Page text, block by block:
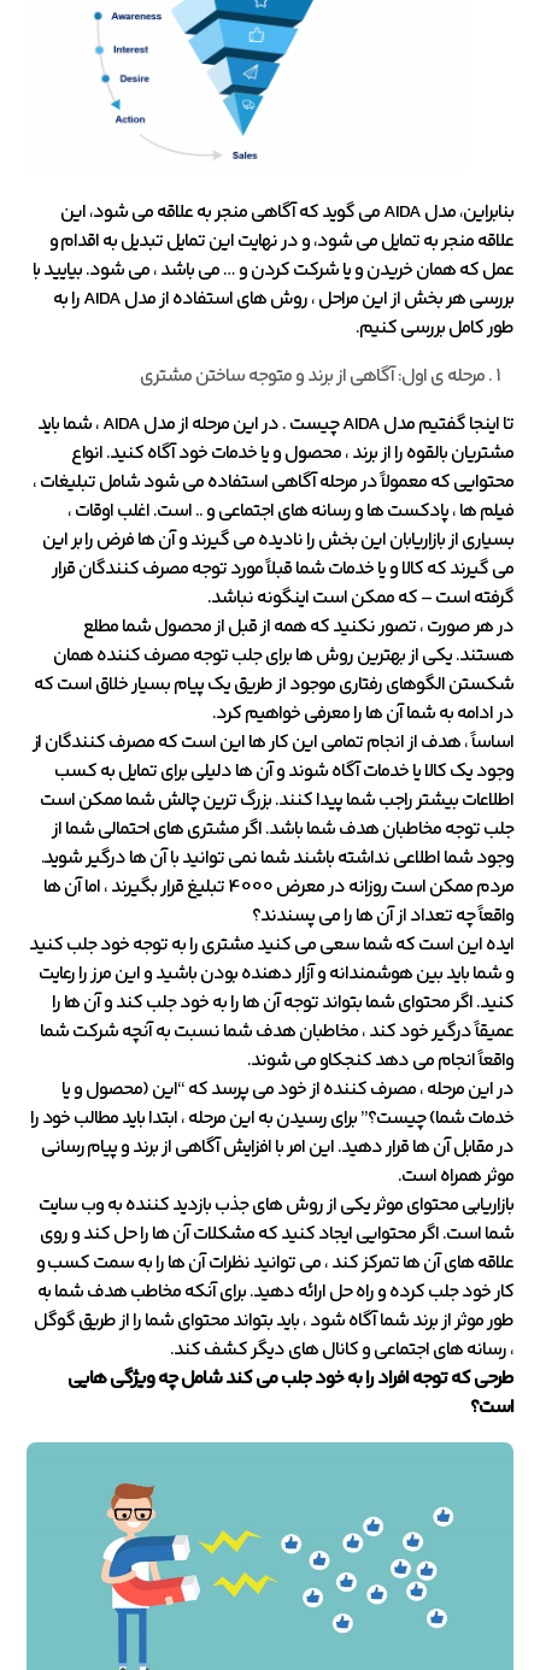
بنابراین، مدل AIDA می گوید که آگاهی منجر به علاقه می شود، این
علاقه منجر به تمایل می شود، و در نهایت این تمایل تبدیل به اقدام و
عمل که همان خریدن و یا شرکت کردن و … می باشد ، می شود. بیایید با
بررسی هر بخش از این مراحل ، روش های استفاده از مدل AIDA را به
طور کامل بررسی کنیم.
مرحله ی اول: آگاهی از برند و متوجه ساختن مشتری
تا اینجا گفتیم مدل AIDA چیست . در این مرحله از مدل AIDA ، شما باید
مشتریان بالقوه را از برند ، محصول و یا خدمات خود آگاه کنید. انواع
محتوایی که معمولاً در مرحله آگاهی استفاده می شود شامل تبلیغات ،
فیلم ها ، پادکست ها و رسانه های اجتماعی و .. است. اغلب اوقات ،
بسیاری از بازاریابان این بخش را نادیده می گیرند و آن ها فرض را بر این
می گیرند که کالا و یا خدمات شما قبلاً مورد توجه مصرف کنندگان قرار
گرفته است – که ممکن است اینگونه نباشد.
در هر صورت ، تصور نکنید که همه از قبل از محصول شما مطلع
هستند. یکی از بهترین روش ها برای جلب توجه مصرف کننده همان
شکستن الگوهای رفتاری موجود از طریق یک پیام بسیار خلاق است که
در ادامه به شما آن ها را معرفی خواهیم کرد.
اساساً ، هدف از انجام تمامی این کار ها این است که مصرف کنندگان از
وجود یک کالا یا خدمات آگاه شوند و آن ها دلیلی برای تمایل به کسب
اطلاعات بیشتر راجب شما پیدا کنند. بزرگ ترین چالش شما ممکن است
جلب توجه مخاطبان هدف شما باشد. اگر مشتری های احتمالی شما از
وجود شما اطلاعی نداشته باشند شما نمی توانید با آن ها درگیر شوید.
مردم ممکن است روزانه در معرض 4000 تبلیغ قرار بگیرند ، اما آن ها
واقعاً چه تعداد از آن ها را می پسندند؟
ایده این است که شما سعی می کنید مشتری را به توجه خود جلب کنید
و شما باید بین هوشمندانه و آزار دهنده بودن باشید و این مرز را رعایت
کنید. اگر محتوای شما بتواند توجه آن ها را به خود جلب کند و آن ها را
عمیقاً درگیر خود کند ، مخاطبان هدف شما نسبت به آنچه شرکت شما
واقعاً انجام می دهد کنجکاو می شوند.
در این مرحله ، مصرف کننده از خود می پرسد که “این (محصول و یا
خدمات شما) چیست؟” برای رسیدن به این مرحله ، ابتدا باید مطالب خود را
در مقابل آن ها قرار دهید. این امر با افزایش آگاهی از برند و پیام رسانی
موثر همراه است.
بازاریابی محتوای موثر یکی از روش های جذب بازدید کننده به وب سایت
شما است. اگر محتوایی ایجاد کنید که مشکلات آن ها را حل کند و روی
علاقه های آن ها تمرکز کند ، می توانید نظرات آن ها را به سمت کسب و
کار خود جلب کرده و راه حل ارائه دهید. برای آنکه مخاطب هدف شما به
طور موثر از برند شما آگاه شود ، باید بتواند محتوای شما را از طریق گوگل
، رسانه های اجتماعی و کانال های دیگر کشف کند.
طرحی که توجه افراد را به خود جلب می کند شامل چه ویژگی هایی
است؟